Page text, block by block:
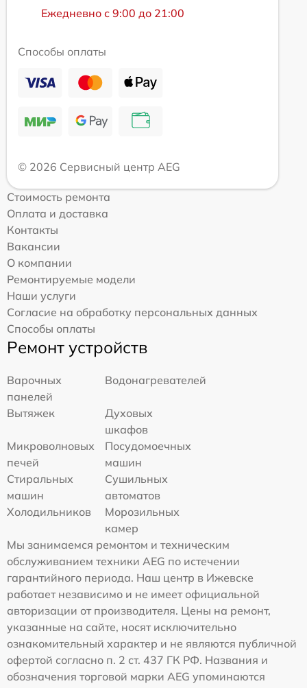
Ежедневно с 9:00 до 21:00
Способы оплаты
© 2026 Сервисный центр AEG
Стоимость ремонта
Оплата и доставка
Контакты
Вакансии
О компании
Ремонтируемые модели
Наши услуги
Согласие на обработку персональных данных
Способы оплаты
Ремонт устройств
Варочных
панелей
Водонагревателей
Вытяжек
Духовых
шкафов
Микроволновых
печей
Посудомоечных
машин
Стиральных
машин
Сушильных
автоматов
Холодильников
Морозильных
камер
Мы занимаемся ремонтом и техническим
обслуживанием техники AEG по истечении
гарантийного периода. Наш центр в Ижевске
работает независимо и не имеет официальной
авторизации от производителя. Цены на ремонт,
указанные на сайте, носят исключительно
ознакомительный характер и не являются публичной
офертой согласно п. 2 ст. 437 ГК РФ. Названия и
обозначения торговой марки AEG упоминаются